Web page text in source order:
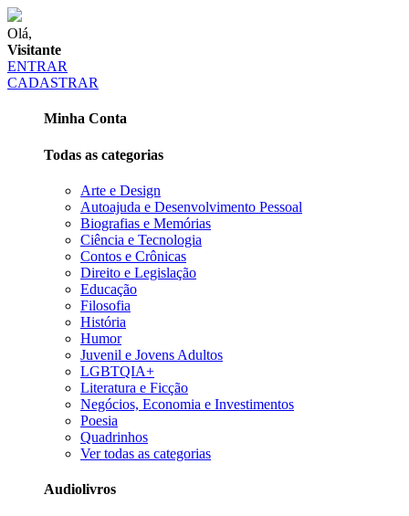
Olá,
Visitante
ENTRAR
CADASTRAR
Minha Conta
Todas as categorias
Arte e Design
Autoajuda e Desenvolvimento Pessoal
Biografias e Memórias
Ciência e Tecnologia
Contos e Crônicas
Direito e Legislação
Educação
Filosofia
História
Humor
Juvenil e Jovens Adultos
LGBTQIA+
Literatura e Ficção
Negócios, Economia e Investimentos
Poesia
Quadrinhos
Ver todas as categorias
Audiolivros